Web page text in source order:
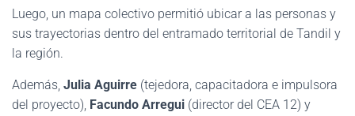
Luego, un mapa colectivo permitió ubicar a las personas y
sus trayectorias dentro del entramado territorial de Tandil y
la región.
Además, Julia Aguirre (tejedora, capacitadora e impulsora
del proyecto), Facundo Arregui (director del CEA 12) y